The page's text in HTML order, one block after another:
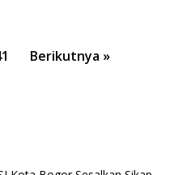
Berikutnya »